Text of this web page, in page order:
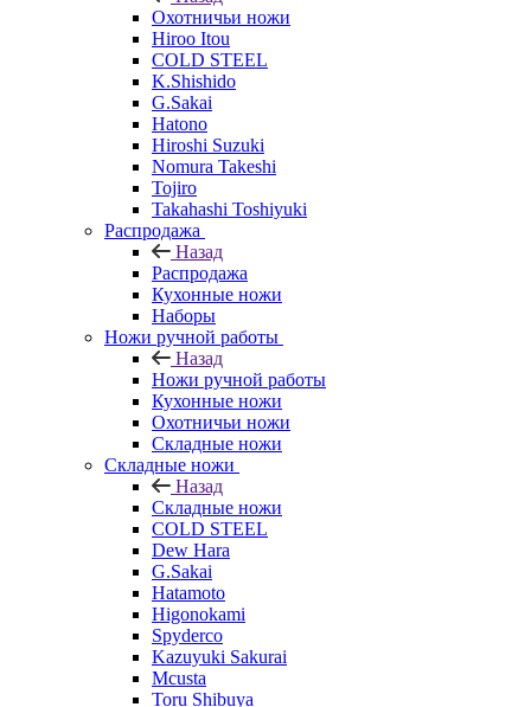
Охотничьи ножи
Hiroo Itou
COLD STEEL
K.Shishido
G.Sakai
Hatono
Hiroshi Suzuki
Nomura Takeshi
Tojiro
Takahashi Toshiyuki
Распродажа
Назад
Распродажа
Кухонные ножи
Наборы
Ножи ручной работы
Назад
Ножи ручной работы
Кухонные ножи
Охотничьи ножи
Складные ножи
Складные ножи
Назад
Складные ножи
COLD STEEL
Dew Hara
G.Sakai
Hatamoto
Higonokami
Spyderco
Kazuyuki Sakurai
Mcusta
Toru Shibuya